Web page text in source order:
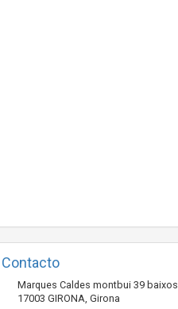
Contacto
Marques Caldes montbui 39 baixos
17003 GIRONA, Girona